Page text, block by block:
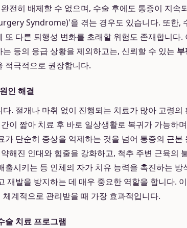
전히 배제할 수 없으며, 수술 후에도 통증이 지속
Syndrome)'을 겪는 경우도 있습니다. 또한,
다른 퇴행성 변화를 초래할 위험도 존재합니다.
등의 응급 상황을 제외하고는, 신뢰할 수 있는
적극적으로 권장합니다.
인 해결
. 절개나 마취 없이 진행되는 치료가 많아 고령의
이 짧아 치료 후 바로 일상생활로 복귀가 가능하
단순히 증상을 억제하는 것을 넘어 통증의 근본
해진 인대와 힘줄을 강화하고, 척추 주변 근육의
시키는 등 인체의 자가 치유 능력을 촉진하는 방
재발을 방지하는 데 매우 중요한 역할을 합니다.
체계적으로 관리받을 때 가장 효과적입니다.
술 치료 프로그램